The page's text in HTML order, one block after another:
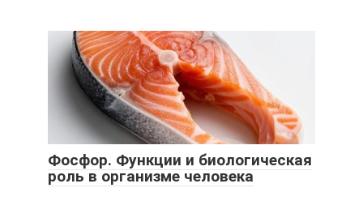
Фосфор. Функции и биологическая
роль в организме человека